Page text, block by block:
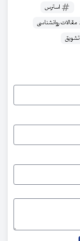
استرس
مقالات روانشناسی
تشویق